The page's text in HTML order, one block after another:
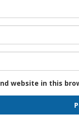
website in this